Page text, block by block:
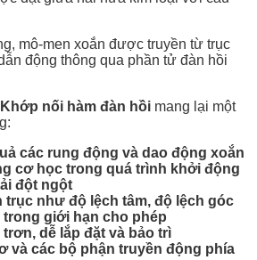
mô-men xoắn được truyền từ trục
động thông qua phần tử đàn hồi
Khớp nối hàm đàn hồi mang lại một
các rung động và dao động xoắn
cơ học trong quá trình khởi động
đột ngột
trục như độ lệch tâm, độ lệch góc
giới hạn cho phép
dễ lắp đặt và bảo trì
và các bộ phận truyền động phía